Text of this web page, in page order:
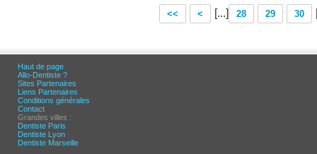
<< < [...] 28 29 30
Haut de page
Allo-Dentiste ?
Sites Partenaires
Liens Partenaires
Conditions générales
Contact
Grandes villes :
Dentiste Paris
Dentiste Lyon
Dentiste Marseille